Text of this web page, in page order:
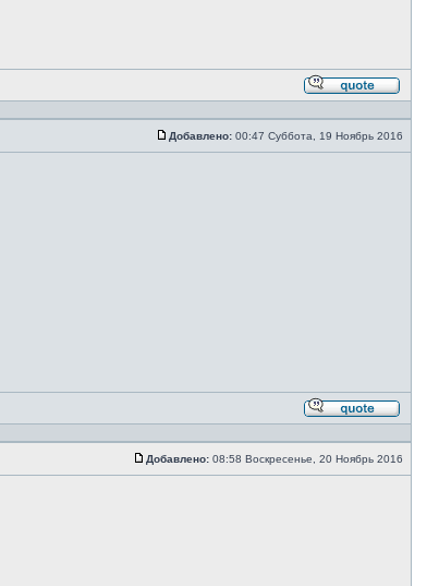
Сообщение
Добавлено: 00:47 Суббота, 19 Ноябрь 2016
Сообщение
Добавлено: 08:58 Воскресенье, 20 Ноябрь 2016